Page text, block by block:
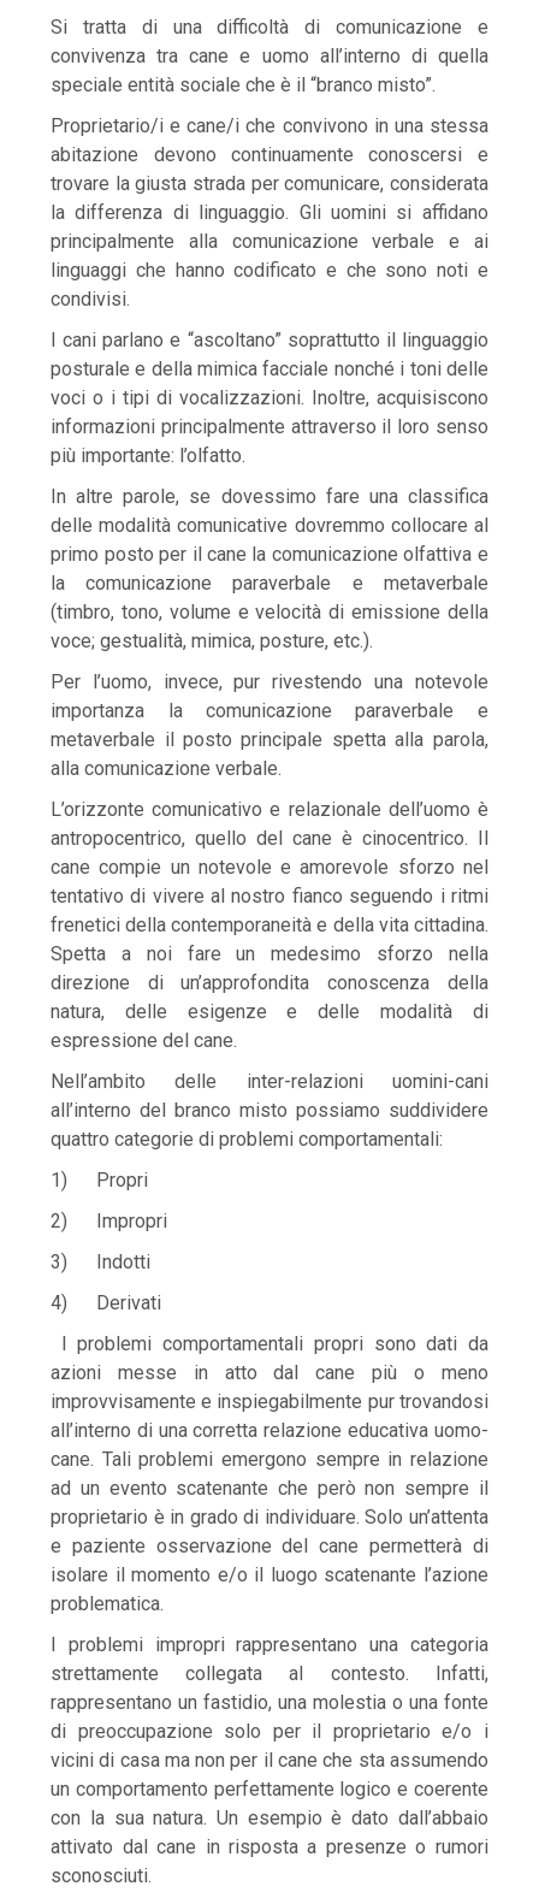
Si tratta di una difficoltà di comunicazione e
convivenza tra cane e uomo all’interno di quella
speciale entità sociale che è il “branco misto”.
Proprietario/i e cane/i che convivono in una stessa
abitazione devono continuamente conoscersi e
trovare la giusta strada per comunicare, considerata
la differenza di linguaggio. Gli uomini si affidano
principalmente alla comunicazione verbale e ai
linguaggi che hanno codificato e che sono noti e
condivisi.
I cani parlano e “ascoltano” soprattutto il linguaggio
posturale e della mimica facciale nonché i toni delle
voci o i tipi di vocalizzazioni. Inoltre, acquisiscono
informazioni principalmente attraverso il loro senso
più importante: l’olfatto.
In altre parole, se dovessimo fare una classifica
delle modalità comunicative dovremmo collocare al
primo posto per il cane la comunicazione olfattiva e
la comunicazione paraverbale e metaverbale
(timbro, tono, volume e velocità di emissione della
voce; gestualità, mimica, posture, etc.).
Per l’uomo, invece, pur rivestendo una notevole
importanza la comunicazione paraverbale e
metaverbale il posto principale spetta alla parola,
alla comunicazione verbale.
L’orizzonte comunicativo e relazionale dell’uomo è
antropocentrico, quello del cane è cinocentrico. Il
cane compie un notevole e amorevole sforzo nel
tentativo di vivere al nostro fianco seguendo i ritmi
frenetici della contemporaneità e della vita cittadina.
Spetta a noi fare un medesimo sforzo nella
direzione di un’approfondita conoscenza della
natura, delle esigenze e delle modalità di
espressione del cane.
Nell’ambito delle inter-relazioni uomini-cani
all’interno del branco misto possiamo suddividere
quattro categorie di problemi comportamentali:
1) Propri
2) Impropri
3) Indotti
4) Derivati
I problemi comportamentali propri sono dati da
azioni messe in atto dal cane più o meno
improvvisamente e inspiegabilmente pur trovandosi
all’interno di una corretta relazione educativa uomo-
cane. Tali problemi emergono sempre in relazione
ad un evento scatenante che però non sempre il
proprietario è in grado di individuare. Solo un’attenta
e paziente osservazione del cane permetterà di
isolare il momento e/o il luogo scatenante l’azione
problematica.
I problemi impropri rappresentano una categoria
strettamente collegata al contesto. Infatti,
rappresentano un fastidio, una molestia o una fonte
di preoccupazione solo per il proprietario e/o i
vicini di casa ma non per il cane che sta assumendo
un comportamento perfettamente logico e coerente
con la sua natura. Un esempio è dato dall’abbaio
attivato dal cane in risposta a presenze o rumori
sconosciuti.